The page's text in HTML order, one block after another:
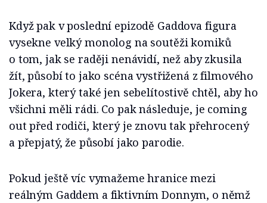
Když pak v poslední epizodě Gaddova figura
vysekne velký monolog na soutěži komiků
o tom, jak se raději nenávidí, než aby zkusila
žít, působí to jako scéna vystřižená z filmového
Jokera, který také jen sebelítostivě chtěl, aby ho
všichni měli rádi. Co pak následuje, je coming
out před rodiči, který je znovu tak přehrocený
a přepjatý, že působí jako parodie.
Pokud ještě víc vymažeme hranice mezi
reálným Gaddem a fiktivním Donnym, o němž